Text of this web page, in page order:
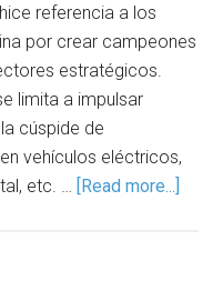
referencia a los
por crear campeones
estratégicos.
limita a impulsar
cúspide de
vehículos eléctricos,
etc. … [Read more...]